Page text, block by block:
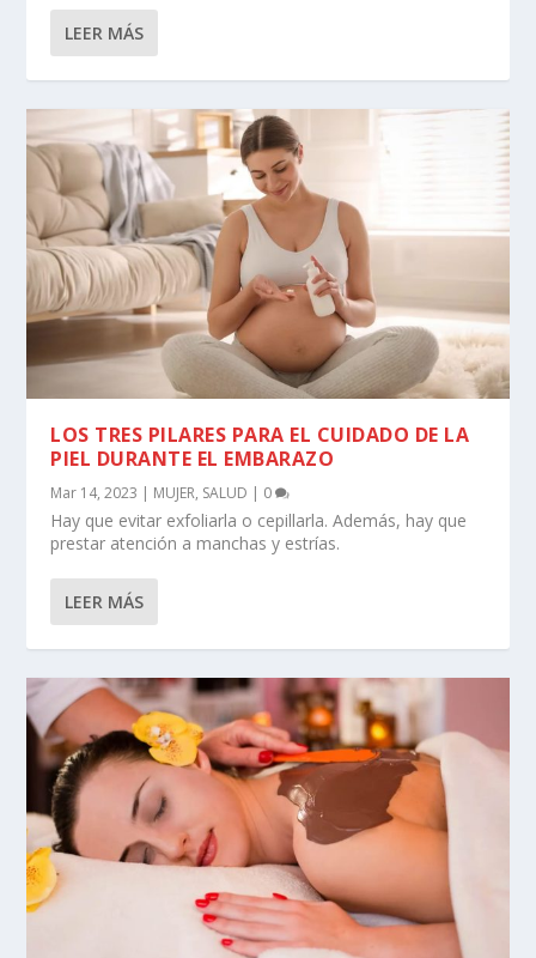
LEER MÁS
LOS TRES PILARES PARA EL CUIDADO DE LA
PIEL DURANTE EL EMBARAZO
Mar 14, 2023 | MUJER, SALUD | 0
Hay que evitar exfoliarla o cepillarla. Además, hay que
prestar atención a manchas y estrías.
LEER MÁS